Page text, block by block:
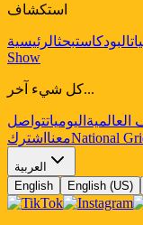
استكشاف
البودكاستبحثالرئيسية
Show
كل شيء آخر...
العالمية اليومياتتواصل
معنا اشترك National
العربية
English
English (US)